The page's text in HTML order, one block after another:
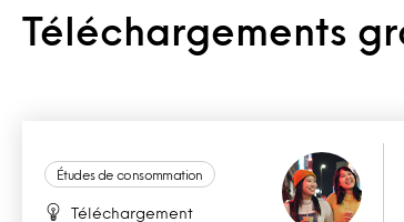
Téléchargements
Études de consommation
Téléchargement